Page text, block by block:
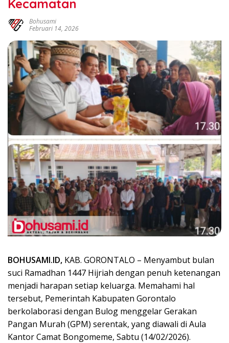
Kecamatan
Bohusami
Februari 14, 2026
BOHUSAMI.ID, KAB. GORONTALO – Menyambut bulan
suci Ramadhan 1447 Hijriah dengan penuh ketenangan
menjadi harapan setiap keluarga. Memahami hal
tersebut, Pemerintah Kabupaten Gorontalo
berkolaborasi dengan Bulog menggelar Gerakan
Pangan Murah (GPM) serentak, yang diawali di Aula
Kantor Camat Bongomeme, Sabtu (14/02/2026).